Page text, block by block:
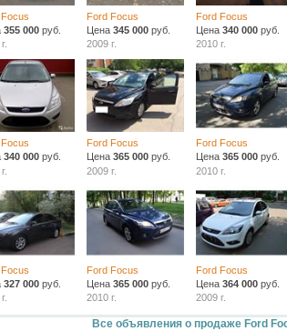
355 000 руб.
Ford Focus
Цена 345 000руб.
2009 г.
Ford Focus
Цена 340 000руб.
2010 г.
340 000 руб.
Ford Focus
Цена 365 000руб.
2009 г.
Ford Focus
Цена 365 000руб.
2010 г.
327 000 руб.
Ford Focus
Цена 365 000руб.
2010 г.
Ford Focus
Цена 364 000руб.
2009 г.
Все объявления о продаже Ford